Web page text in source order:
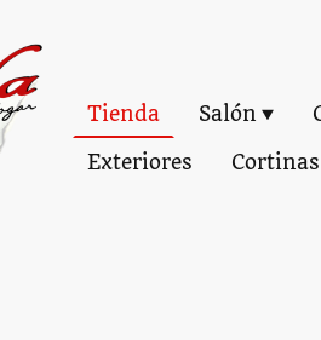
Tienda Salón
Exteriores
Cortinas